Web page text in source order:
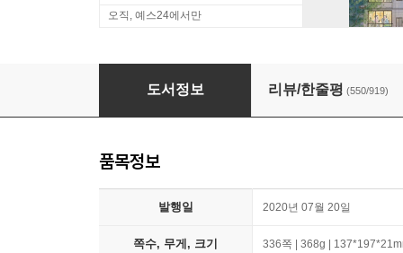
오직, 예스24에서만
어떤 물질의 사랑
도서정보 리뷰/한줄평 (550/919)
품목정보
발행일 2020년 07월 20일
쪽수, 무게, 크기 336쪽 | 368g |